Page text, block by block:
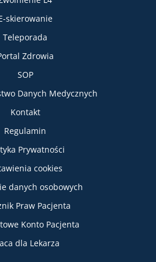
skierowanie
Teleporada
Zdrowia
SOP
Danych Medycznych
Kontakt
Regulamin
Prywatności
cookies
danych osobowych
Praw Pacjenta
Konto Pacjenta
dla Lekarza